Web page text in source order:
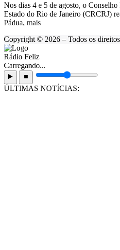
Nos dias 4 e 5 de agosto, o
Estado do Rio de Janeiro (CRCRJ)
Pádua, mais
Copyright © 2026 – Todos os direitos
Rádio Feliz
Carregando...
▶️ ⏹️
ÚLTIMAS NOTÍCIAS: